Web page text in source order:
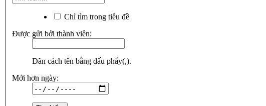
Chỉ tìm trong tiêu đề
Được gửi bởi thành viên:
Dãn cách tên bằng dấu phẩy(,).
Mới hơn ngày: